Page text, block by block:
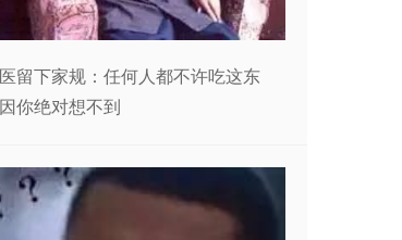
留下家规：任何人都不许吃这东
你绝对想不到